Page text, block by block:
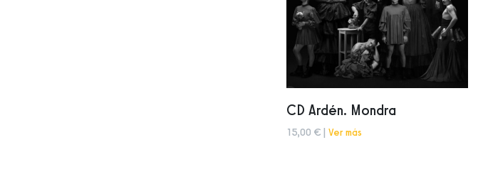
CD Ardén. Mondra
15,00 € | Ver más